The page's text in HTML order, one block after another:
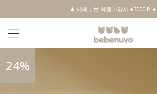
★ 베베누보 회원가입시 +3000 P ★
24%